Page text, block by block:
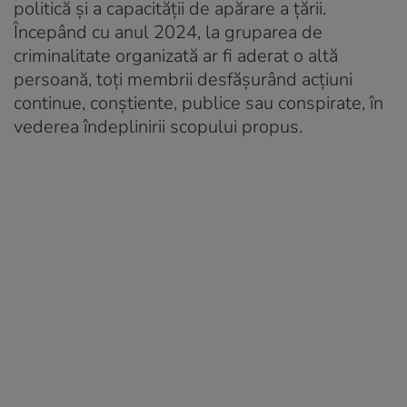
politică și a capacității de apărare a țării.
Începând cu anul 2024, la gruparea de
criminalitate organizată ar fi aderat o altă
persoană, toți membrii desfășurând acțiuni
continue, conștiente, publice sau conspirate, în
vederea îndeplinirii scopului propus.